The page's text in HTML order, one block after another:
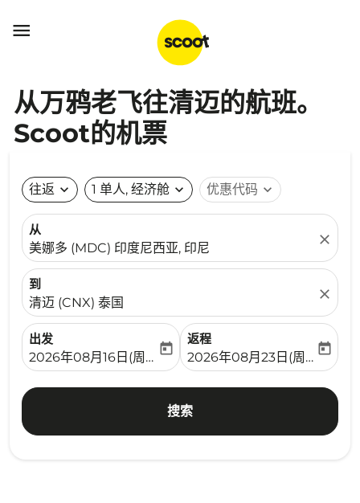

从万鸦老飞往清迈的航班。
Scoot的机票
往返 expand_more 1 单人, 经济舱 expand_more 优惠代码 expand_more
从
美娜多 (MDC) 印度尼西亚, 印尼
close
到
清迈 (CNX) 泰国
close
出发
fc-booking-departure-date-aria-label
2026年08月16日(周日)
today
返程
fc-booking-return-date-
2026年08月23日(周日)
today
搜索